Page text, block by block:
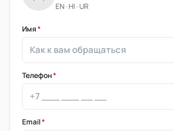
EN · HI · UR
Имя*
Телефон*
Email*